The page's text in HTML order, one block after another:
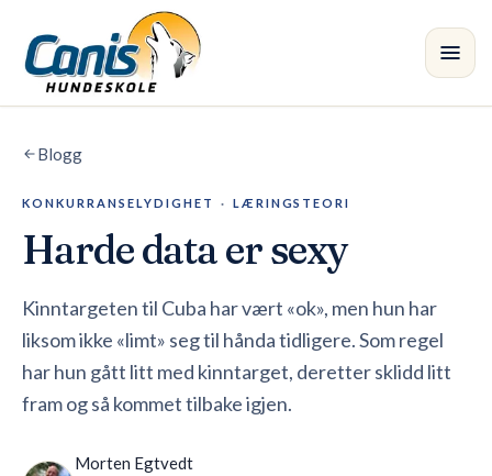
Skip to main content
Kurs
Butikk
Blogg
KONKURRANSELYDIGHET · LÆRINGSTEORI
Harde data er sexy
Kinntargeten til Cuba har vært «ok», men hun har
liksom ikke «limt» seg til hånda tidligere. Som regel
har hun gått litt med kinntarget, deretter sklidd litt
fram og så kommet tilbake igjen.
Morten Egtvedt